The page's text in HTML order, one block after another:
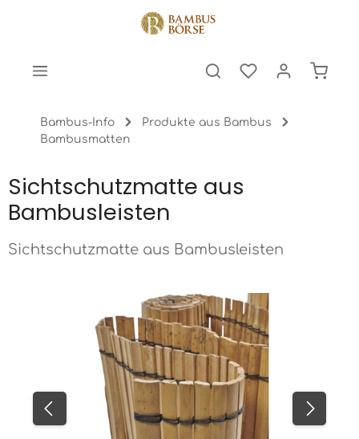
Bambus-Info
Produkte aus Bambus
Bambusmatten
Sichtschutzmatte aus
Bambusleisten
Sichtschutzmatte aus Bambusleisten
Bildergalerie überspringen